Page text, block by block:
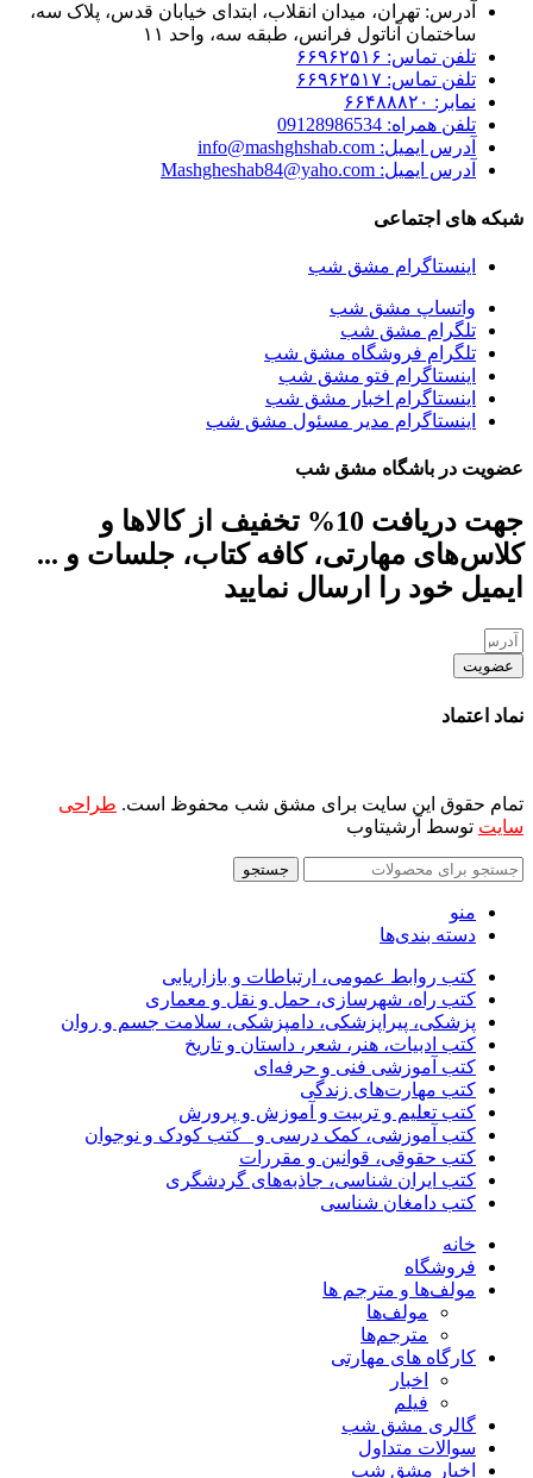
آدرس: تهران، میدان انقلاب، ابتدای خیابان قدس، پلاک سه،
ساختمان آناتول فرانس، طبقه سه، واحد ۱۱
تلفن تماس: ۶۶۹۶۲۵۱۶
تلفن تماس: ۶۶۹۶۲۵۱۷
نمابر: ۶۶۴۸۸۸۲۰
تلفن همراه: 09128986534
آدرس ایمیل: info@mashghshab.com
آدرس ایمیل: Mashgheshab84@yaho.com
شبکه های اجتماعی
اینستاگرام مشق شب
واتساپ مشق شب
تلگرام مشق شب
تلگرام فروشگاه مشق شب
اینستاگرام فتو مشق شب
اینستاگرام اخبار مشق شب
اینستاگرام مدیر مسئول مشق شب
عضویت در باشگاه مشق شب
جهت دریافت 10% تخفیف از کالاها و
کلاس‌های مهارتی، کافه کتاب، جلسات و ...
ایمیل خود را ارسال نمایید
عضویت
نماد اعتماد
تمام حقوق این سایت برای مشق شب محفوظ است. طراحی
سایت توسط آرشیتاوب
جستجو
منو
دسته بندی‌ها
کتب روابط عمومی، ارتباطات و بازاریابی
کتب راه، شهرسازی، حمل و نقل و معماری
پزشکی، پیراپزشکی، دامپزشکی، سلامت جسم و روان
کتب ادبیات، هنر، شعر، داستان و تاریخ
کتب آموزشی فنی و حرفه‌ای
کتب مهارت‌های زندگی
کتب تعلیم و تربیت و آموزش و پرورش
کتب آموزشی، کمک درسی و _کتب کودک و نوجوان
کتب حقوقی، قوانین و مقررات
کتب ایران شناسی، جاذبه‌های گردشگری
کتب دامغان شناسی
خانه
فروشگاه
مولف‌ها و مترجم ها
مولف‌ها
مترجم‌ها
کارگاه های مهارتی
اخبار
فیلم
گالری مشق شب
سوالات متداول
اخبار مشق شب